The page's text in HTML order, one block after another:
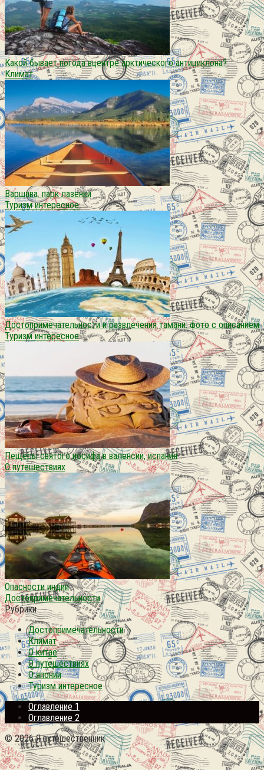
Какой бывает погода вцентре арктического антициклона?
Климат
Варшава. парк лазенки
Туризм интересное
Достопримечательности и развлечения тамани: фото с описанием
Туризм интересное
Пещеры святого иосифа в валенсии, испания
О путешествиях
Опасности индии
Достопримечательности
Рубрики
Достопримечательности
Климат
О китае
О путешествиях
О японии
Туризм интересное
Оглавление 1
Оглавление 2
© 2026 Я путешественник